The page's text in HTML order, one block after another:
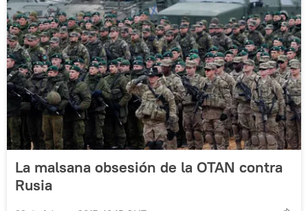
La malsana obsesión de la OTAN contra
Rusia